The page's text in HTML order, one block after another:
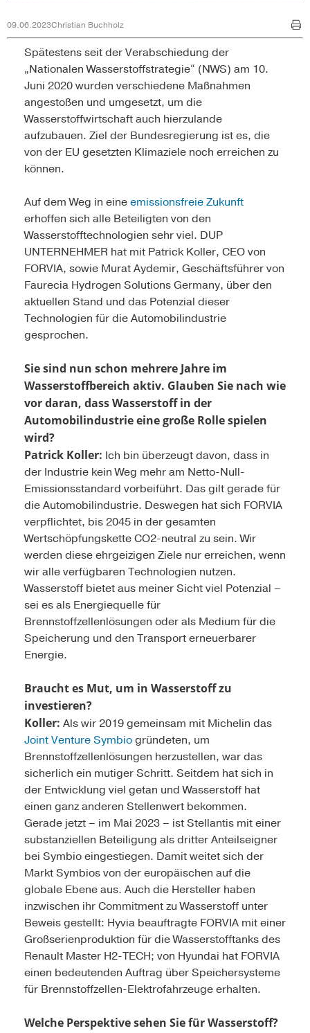
09.06.2023Christian Buchholz
Spätestens seit der Verabschiedung der
„Nationalen Wasserstoffstrategie“ (NWS) am 10.
Juni 2020 wurden verschiedene Maßnahmen
angestoßen und umgesetzt, um die
Wasserstoffwirtschaft auch hierzulande
aufzubauen. Ziel der Bundesregierung ist es, die
von der EU gesetzten Klimaziele noch erreichen zu
können.
Auf dem Weg in eineemissionsfreie Zukunft
erhoffen sich alle Beteiligten von den
Wasserstofftechnologien sehr viel. DUP
UNTERNEHMER hat mit Patrick Koller, CEO von
FORVIA, sowie Murat Aydemir, Geschäftsführer von
Faurecia Hydrogen Solutions Germany, über den
aktuellen Stand und das Potenzial dieser
Technologien für die Automobilindustrie
gesprochen.
Sie sind nun schon mehrere Jahre im
Wasserstoffbereich aktiv. Glauben Sie nach wie
vor daran, dass Wasserstoff in der
Automobilindustrie eine große Rolle spielen
wird?
Patrick Koller: Ich bin überzeugt davon, dass in
der Industrie kein Weg mehr am Netto-Null-
Emissionsstandard vorbeiführt. Das gilt gerade für
die Automobilindustrie. Deswegen hat sich FORVIA
verpflichtet, bis 2045 in der gesamten
Wertschöpfungskette CO2-neutral zu sein. Wir
werden diese ehrgeizigen Ziele nur erreichen, wenn
wir alle verfügbaren Technologien nutzen.
Wasserstoff bietet aus meiner Sicht viel Potenzial –
sei es als Energiequelle für
Brennstoffzellenlösungen oder als Medium für die
Speicherung und den Transport erneuerbarer
Energie.
Braucht es Mut, um in Wasserstoff zu
investieren?
Koller: Als wir 2019 gemeinsam mit Michelin das
Joint Venture Symbiogründeten, um
Brennstoffzellenlösungen herzustellen, war das
sicherlich ein mutiger Schritt. Seitdem hat sich in
der Entwicklung viel getan und Wasserstoff hat
einen ganz anderen Stellenwert bekommen.
Gerade jetzt – im Mai 2023 – ist Stellantis mit einer
substanziellen Beteiligung als dritter Anteilseigner
bei Symbio eingestiegen. Damit weitet sich der
Markt Symbios von der europäischen auf die
globale Ebene aus. Auch die Hersteller haben
inzwischen ihr Commitment zu Wasserstoff unter
Beweis gestellt: Hyvia beauftragte FORVIA mit einer
Großserienproduktion für die Wasserstofftanks des
Renault Master H2-TECH; von Hyundai hat FORVIA
einen bedeutenden Auftrag über Speichersysteme
für Brennstoffzellen-Elektrofahrzeuge erhalten.
Welche Perspektive sehen Sie für Wasserstoff?